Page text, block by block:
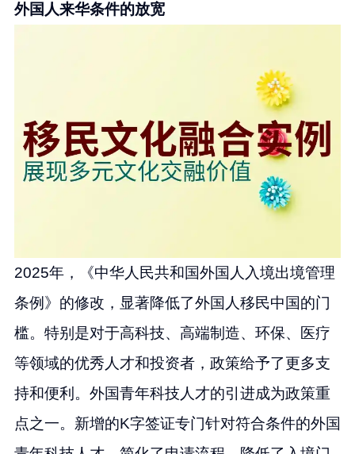
外国人来华条件的放宽
2025年，《中华人民共和国外国人入境出境管理
条例》的修改，显著降低了外国人移民中国的门
槛。特别是对于高科技、高端制造、环保、医疗
等领域的优秀人才和投资者，政策给予了更多支
持和便利。外国青年科技人才的引进成为政策重
点之一。新增的K字签证专门针对符合条件的外国